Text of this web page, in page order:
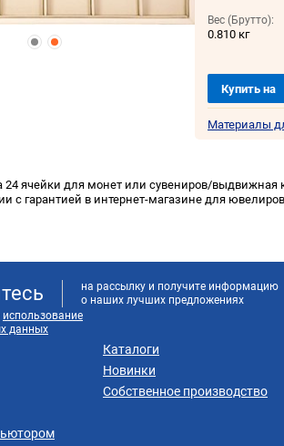
Вес (Брутто):
0.810 кг
Купить на
Материалы
24 ячейки для монет или сувениров/выдвижная
с гарантией в интернет-магазине для
на рассылку и получите информацию
о наших лучших предложениях
использование
данных
Каталоги
Новинки
Собственное производство